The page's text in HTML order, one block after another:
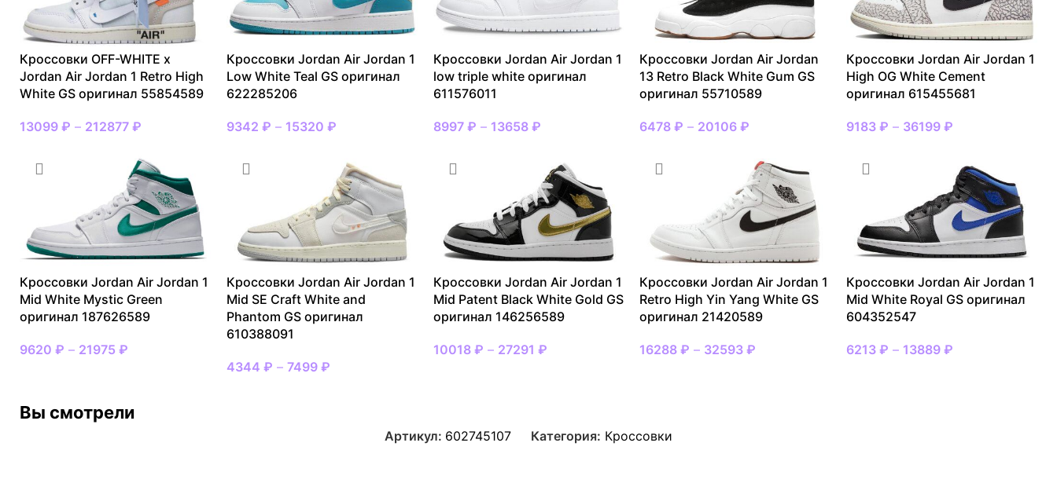
Кроссовки OFF-WHITE x
Jordan Air Jordan 1 Retro High
White GS оригинал 55854589
13099 ₽ – 212877 ₽
Кроссовки Jordan Air Jordan 1
Low White Teal GS оригинал
622285206
9342 ₽ – 15320 ₽
Кроссовки Jordan Air Jordan 1
low triple white оригинал
611576011
8997 ₽ – 13658 ₽
Кроссовки Jordan Air Jordan
13 Retro Black White Gum GS
оригинал 55710589
6478₽ – 20106₽
Кроссовки Jordan Air Jordan 1
High OG White Cement
оригинал 615455681
9183₽ – 36199₽
Кроссовки Jordan Air Jordan 1
Mid White Mystic Green
оригинал 187626589
9620 ₽ – 21975 ₽
Кроссовки Jordan Air Jordan 1
Mid SE Craft White and
Phantom GS оригинал
610388091
4344 ₽ – 7499 ₽
Кроссовки Jordan Air Jordan 1
Mid Patent Black White Gold GS
оригинал 146256589
10018 ₽ – 27291 ₽
Кроссовки Jordan Air Jordan 1
Retro High Yin Yang White GS
оригинал 21420589
16288₽ – 32593₽
Кроссовки Jordan Air Jordan 1
Mid White Royal GS оригинал
604352547
6213₽ – 13889₽
Вы смотрели
Артикул: 602745107 Категория: Кроссовки